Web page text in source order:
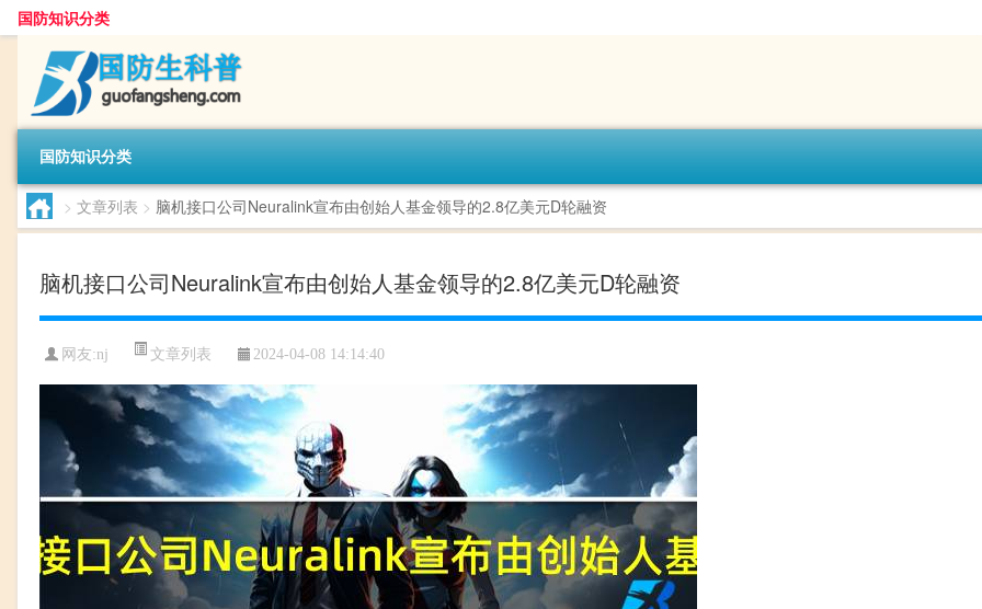
国防知识分类
国防知识分类
> 文章列表 > 脑机接口公司Neuralink宣布由创始人基金领导的2.8亿美元D轮融资
脑机接口公司Neuralink宣布由创始人基金领导的2.8亿美元D轮融资
网友:nj 文章列表 2024-04-08 14:14:40